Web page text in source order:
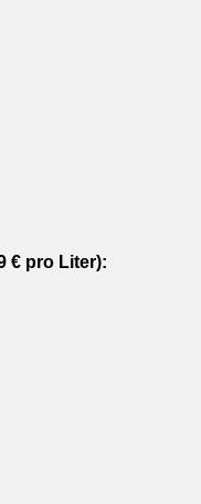
€ pro Liter):